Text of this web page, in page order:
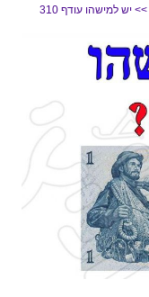
>> יש למישהו עודף 310